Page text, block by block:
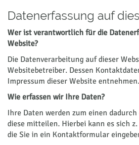
Datenerfassung auf
Wer ist verantwortlich für die
Website?
Die Datenverarbeitung auf dieser
Websitebetreiber. Dessen
Impressum dieser Website entnehmen.
Wie erfassen wir Ihre Daten?
Ihre Daten werden zum einen dadurch
diese mitteilen. Hierbei kann es sich
die Sie in ein Kontaktformular